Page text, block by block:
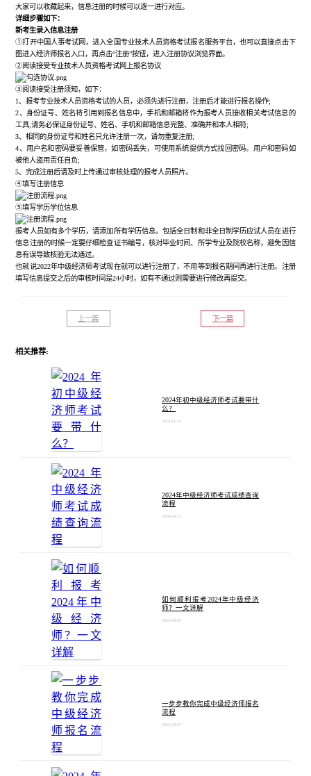
大家可以收藏起来，信息注册的时候可以逐一进行对应。
详细步骤如下：
新考生录入信息注册
①打开中国人事考试网，进入全国专业技术人员资格考试报名服务平台，也可以直接点击下
图进入经济师报名入口，再点击“注册”按钮，进入注册协议浏览界面。
②阅读接受专业技术人员资格考试网上报名协议
③阅读接受注册须知，如下：
1、报考专业技术人员资格考试的人员，必须先进行注册，注册后才能进行报名操作;
2、身份证号、姓名将引用到报名信息中，手机和邮箱将作为报考人员接收相关考试信息的
工具,请务必保证身份证号、姓名、手机和邮箱信息完整、准确并和本人相符;
3、相同的身份证号和姓名只允许注册一次，请勿重复注册;
4、用户名和密码要妥善保管，如密码丢失，可使用系统提供方式找回密码。用户和密码如
被他人盗用责任自负;
5、完成注册后请及时上传通过审核处理的报考人员照片。
④填写注册信息
⑤填写学历学位信息
报考人员如有多个学历，请添加所有学历信息。包括全日制和非全日制学历应试人员在进行
信息注册的时候一定要仔细检查证书编号，核对毕业时间、所学专业及院校名称，避免因信
息有误导致核验无法通过。
也就说2022年中级经济师考试现在就可以进行注册了，不用等到报名期间再进行注册。注册
填写信息提交之后的审核时间是24小时，如有不通过则需要进行修改再提交。
上一篇 下一篇
相关推荐:
2024年初中级经济师考试要带什
么？
2024-11-14
2024年中级经济师考试成绩查询
流程
2024-08-23
如何顺利报考2024年中级经济
师？一文详解
2024-08-09
一步步教你完成中级经济师报名
流程
2024-08-07